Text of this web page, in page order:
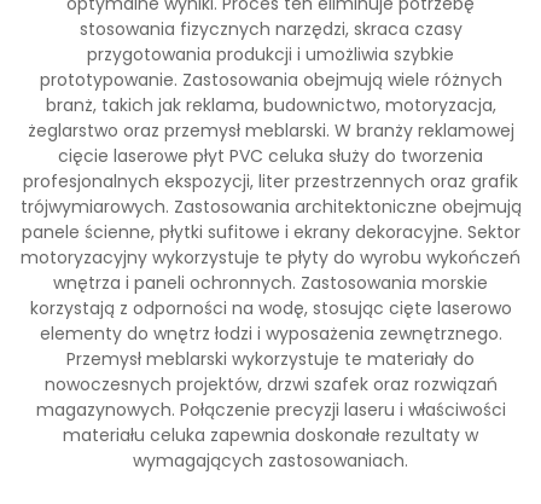
stosowania fizycznych narzędzi, skraca czasy
przygotowania produkcji i umożliwia szybkie
prototypowanie. Zastosowania obejmują wiele różnych
branż, takich jak reklama, budownictwo, motoryzacja,
żeglarstwo oraz przemysł meblarski. W branży reklamowej
cięcie laserowe płyt PVC celuka służy do tworzenia
profesjonalnych ekspozycji, liter przestrzennych oraz grafik
trójwymiarowych. Zastosowania architektoniczne obejmują
panele ścienne, płytki sufitowe i ekrany dekoracyjne. Sektor
motoryzacyjny wykorzystuje te płyty do wyrobu wykończeń
wnętrza i paneli ochronnych. Zastosowania morskie
korzystają z odporności na wodę, stosując cięte laserowo
elementy do wnętrz łodzi i wyposażenia zewnętrznego.
Przemysł meblarski wykorzystuje te materiały do
nowoczesnych projektów, drzwi szafek oraz rozwiązań
magazynowych. Połączenie precyzji laseru i właściwości
materiału celuka zapewnia doskonałe rezultaty w
wymagających zastosowaniach.